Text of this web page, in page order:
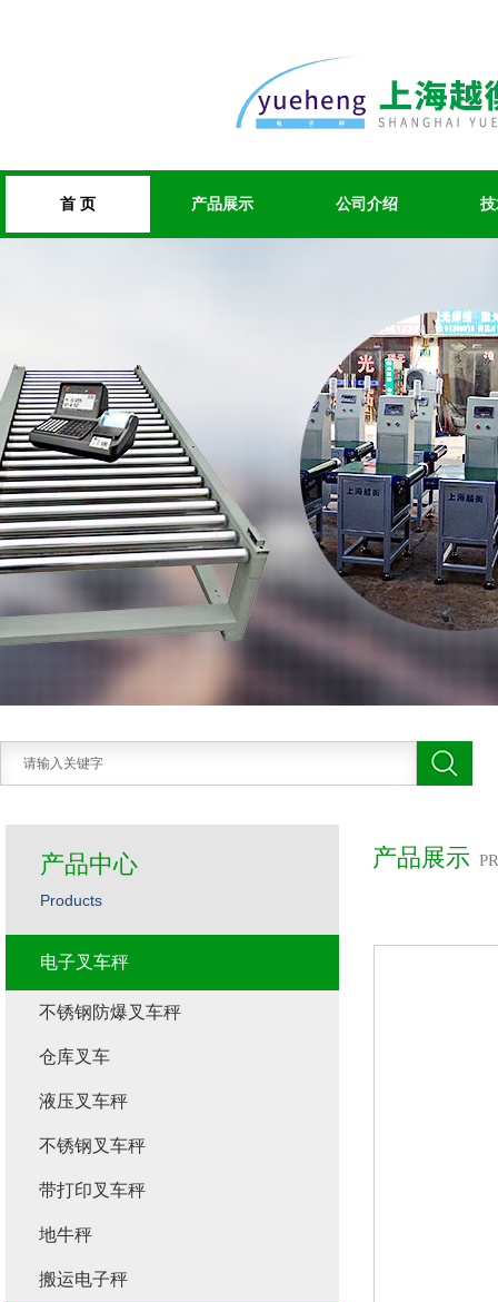
首 页 产品展示 公司介绍
产品展示
产品中心
Products
电子叉车秤
不锈钢防爆叉车秤
仓库叉车
液压叉车秤
不锈钢叉车秤
带打印叉车秤
地牛秤
搬运电子秤